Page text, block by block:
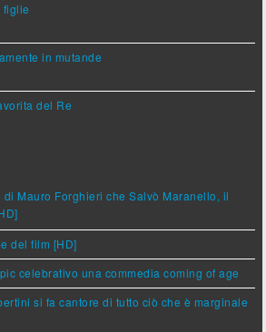
figlie
in mutande
del Re
di Mauro Forghieri che Salvò Maranello, il
del film [HD]
celebrativo una commedia coming of age
si fa cantore di tutto ciò che è marginale